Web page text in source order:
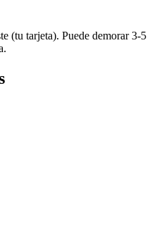
(tu tarjeta). Puede demorar 3-5